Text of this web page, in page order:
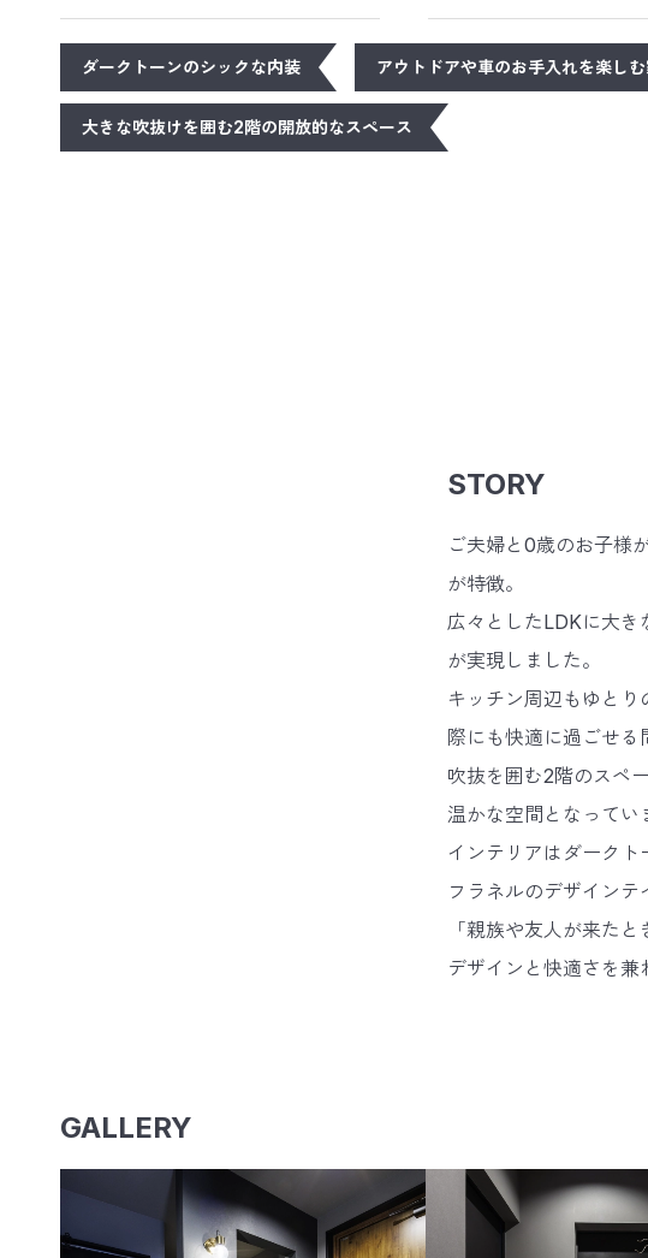
ダークトーンのシックな内装 アウトドアや車のお手入れを楽し
大きな吹抜けを囲む2階の開放的なスペース
STORY
ご夫婦と0歳のお子様
が特徴。
広々としたLDKに大き
が実現しました。
キッチン周辺もゆと
際にも快適に過ごせる
吹抜を囲む2階のスペ
温かな空間となってい
インテリアはダークト
フラネルのデザインテ
「親族や友人が来た
デザインと快適さを兼
GALLERY